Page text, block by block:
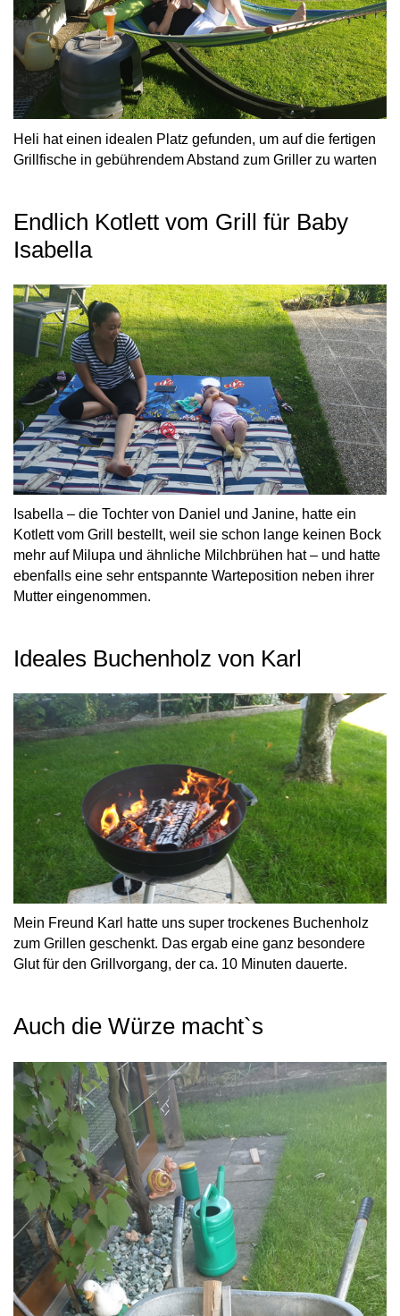
Heli hat einen idealen Platz gefunden, um auf die fertigen
Grillfische in gebührendem Abstand zum Griller zu warten
Endlich Kotlett vom Grill für Baby
Isabella
Isabella – die Tochter von Daniel und Janine, hatte ein
Kotlett vom Grill bestellt, weil sie schon lange keinen Bock
mehr auf Milupa und ähnliche Milchbrühen hat – und hatte
ebenfalls eine sehr entspannte Warteposition neben ihrer
Mutter eingenommen.
Ideales Buchenholz von Karl
Mein Freund Karl hatte uns super trockenes Buchenholz
zum Grillen geschenkt. Das ergab eine ganz besondere
Glut für den Grillvorgang, der ca. 10 Minuten dauerte.
Auch die Würze macht`s